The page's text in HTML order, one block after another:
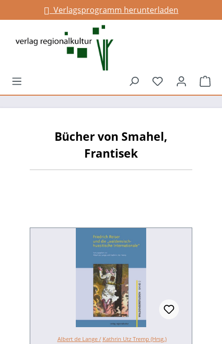
springenVerlagsprogramm herunterladen
Du hast 0
Bücher von Smahel,
Frantisek
Albert de Lange / Kathrin Utz Tremp (Hrsg.)